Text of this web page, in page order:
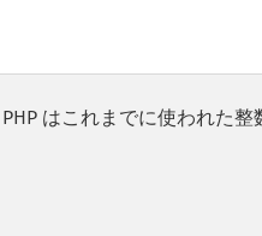
はこれまでに使われた